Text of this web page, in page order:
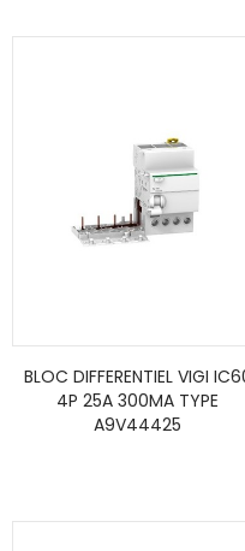
BLOC DIFFERENTIEL VIGI
4P 25A 300MA TYPE
A9V44425